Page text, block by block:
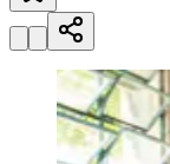
Bairros de Americana
CentroJardim Girassol
NamoradosJardim
ZanagaMathiensen
PaulistanoQuilombo
Para Sua Empresa